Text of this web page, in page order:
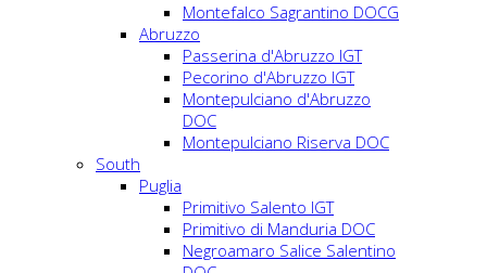
Montefalco Sagrantino DOCG
Abruzzo
Passerina d'Abruzzo IGT
Pecorino d'Abruzzo IGT
Montepulciano d'Abruzzo
DOC
Montepulciano Riserva DOC
South
Puglia
Primitivo Salento IGT
Primitivo di Manduria DOC
Negroamaro Salice Salentino